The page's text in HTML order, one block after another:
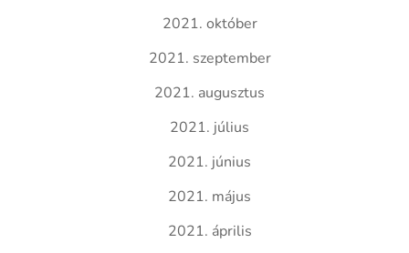
2021. október
2021. szeptember
2021. augusztus
2021. július
2021. június
2021. május
2021. április